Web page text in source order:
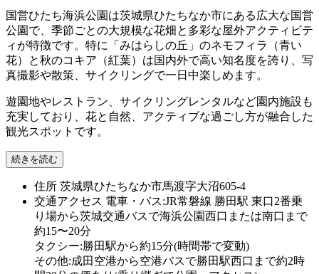
国営ひたち海浜公園は茨城県ひたちなか市にある広大な国営
公園で、季節ごとの大規模な花畑と多彩な屋外アクティビテ
ィが特徴です。特に「みはらしの丘」のネモフィラ（青い
花）と秋のコキア（紅葉）は国内外で高い知名度を誇り、写
真撮影や散策、サイクリングで一日中楽しめます。
遊園地やレストラン、サイクリングレンタルなど園内施設も
充実しており、花と自然、アクティブな過ごし方が融合した
観光スポットです。
続きを読む
住所 茨城県ひたちなか市馬渡字大沼605-4
交通アクセス 電車・バス:JR常磐線 勝田駅 東口2番乗
り場から茨城交通バスで海浜公園西口または南口まで
約15〜20分
タクシー:勝田駅から約15分(時間帯で変動)
その他:成田空港から空港バスで勝田駅西口まで約2時